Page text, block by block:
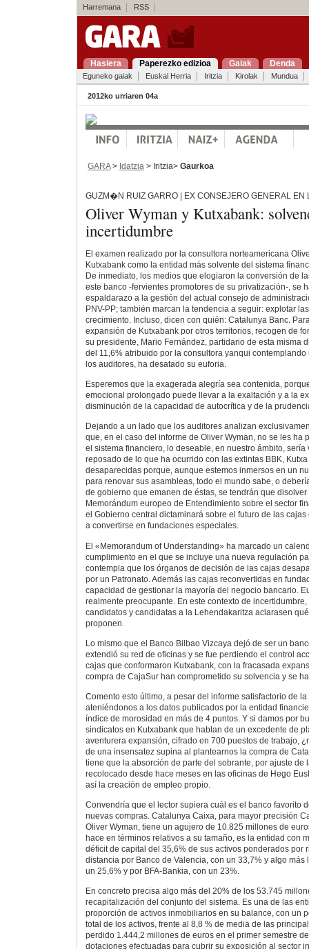
Harremana RSS
Hasiera Paperezko edizioa Gaiak Denda
Eguneko gaiak Euskal Herria Iritzia Kirolak Mundua
2012ko urriaren 04a
GARA> Idatzia > Iritzia> Gaurkoa
GUZM�N RUIZ GARRO | EX CONSEJERO GENERAL EN
Oliver Wyman y Kutxabank:
incertidumbre
El examen realizado por la consultora norteamericana
Kutxabank como la entidad más solvente del sistema
De inmediato, los medios que elogiaron la conversión de
este banco -fervientes promotores de su privatización-, se
espaldarazo a la gestión del actual consejo de
PNV-PP; también marcan la tendencia a seguir: explotar
crecimiento. Incluso, dicen con quién: Catalunya Banc.
expansión de Kutxabank por otros territorios, recogen de
su presidente, Mario Fernández, partidario de esta misma
del 11,6% atribuido por la consultora yanqui
los auditores, ha desatado su euforia.
Esperemos que la exagerada alegría sea contenida,
emocional prolongado puede llevar a la exaltación y a la
disminución de la capacidad de autocrítica y de la
Dejando a un lado que los auditores analizan
que, en el caso del informe de Oliver Wyman, no se les ha
el sistema financiero, lo deseable, en nuestro ámbito,
reposado de lo que ha ocurrido con las extintas BBK,
desaparecidas porque, aunque estemos inmersos en un
para renovar sus asambleas, todo el mundo sabe, o
de gobierno que emanen de éstas, se tendrán que
Memorándum europeo de Entendimiento sobre el sector
el Gobierno central dictaminará sobre el futuro de las
a convertirse en fundaciones especiales.
El «Memorandum of Understanding» ha marcado un
cumplimiento en el que se incluye una nueva regulación
contempla que los órganos de decisión de las cajas
por un Patronato. Además las cajas reconvertidas en
capacidad de gestionar la mayoría del negocio bancario.
realmente preocupante. En este contexto de
candidatos y candidatas a la Lehendakaritza aclarasen
proponen.
Lo mismo que el Banco Bilbao Vizcaya dejó de ser un
extendió su red de oficinas y se fue perdiendo el control
cajas que conformaron Kutxabank, con la fracasada
compra de CajaSur han comprometido su solvencia y se
Comento esto último, a pesar del informe satisfactorio de
ateniéndonos a los datos publicados por la entidad
índice de morosidad en más de 4 puntos. Y si damos por
sindicatos en Kutxabank que hablan de un excedente de
aventurera expansión, cifrado en 700 puestos de trabajo,
de una insensatez supina al plantearnos la compra de
tiene que la absorción de parte del sobrante, por ajuste de
recolocado desde hace meses en las oficinas de Hego
así la creación de empleo propio.
Convendría que el lector supiera cuál es el banco favorito
nuevas compras. Catalunya Caixa, para mayor precisión
Oliver Wyman, tiene un agujero de 10.825 millones de
hace en términos relativos a su tamaño, es la entidad con
déficit de capital del 35,6% de sus activos ponderados por
distancia por Banco de Valencia, con un 33,7% y algo más
un 25,6% y por BFA-Bankia, con un 23%.
En concreto precisa algo más del 20% de los 53.745
recapitalización del conjunto del sistema. Es una de las
proporción de activos inmobiliarios en su balance, con un
total de los activos, frente al 8,8 % de media de las
perdido 1.444,2 millones de euros en el primer semestre
dotaciones efectuadas para cubrir su exposición al sector